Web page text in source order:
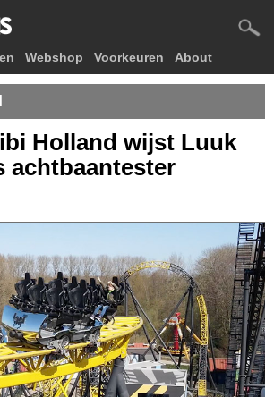
Webshop Voorkeuren About
Holland wijst Luuk
achtbaantester